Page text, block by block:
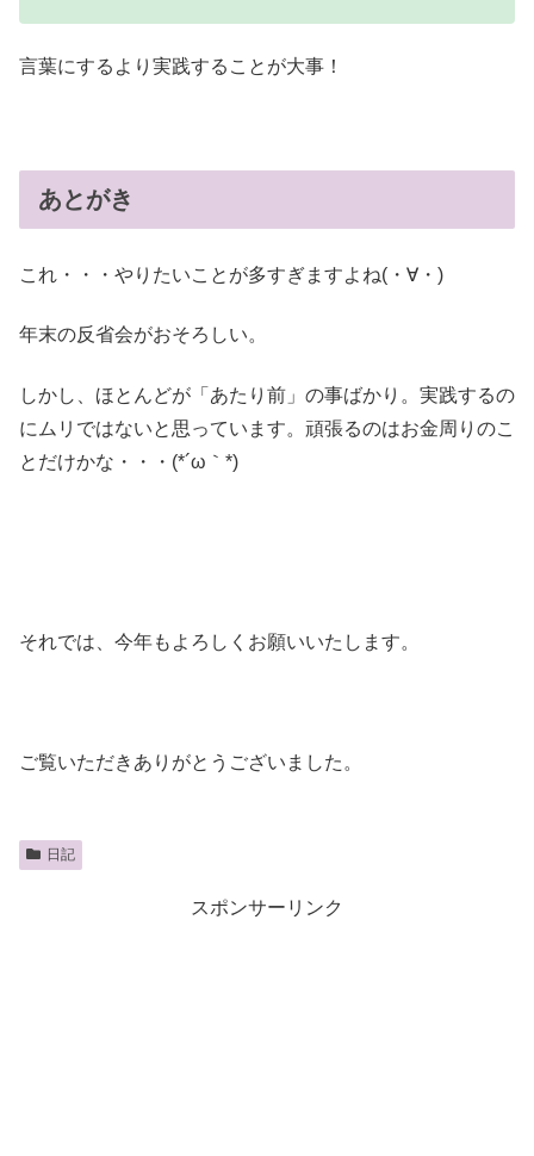
言葉にするより実践することが大事！
あとがき
これ・・・やりたいことが多すぎますよね(・∀・)
年末の反省会がおそろしい。
しかし、ほとんどが「あたり前」の事ばかり。実践するの
にムリではないと思っています。頑張るのはお金周りのこ
とだけかな・・・(*´ω｀*)
それでは、今年もよろしくお願いいたします。
ご覧いただきありがとうございました。
日記
スポンサーリンク